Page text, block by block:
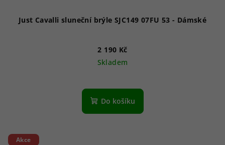
Just Cavalli sluneční brýle SJC149 07FU 53 - Dámské
2 190 Kč
Skladem
Do košíku
Akce